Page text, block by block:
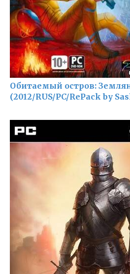
Обитаемый остров:
(2012/RUS/PC/RePack by